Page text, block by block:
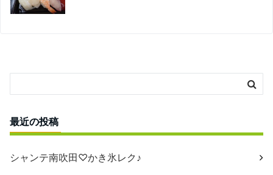
最近の投稿
シャンテ南吹田♡かき氷レク♪